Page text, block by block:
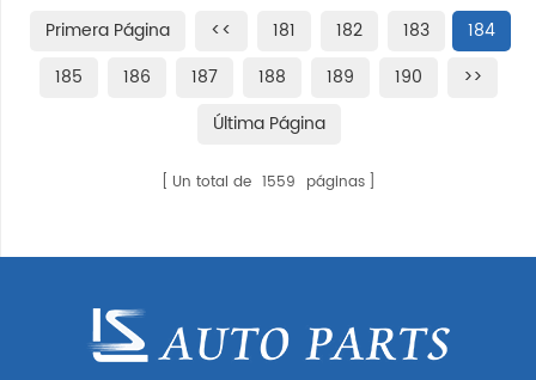
Primera Página << 181 182 183
184
185
186 187 188 189 190
>>
Última Página
Un total de 1559 páginas